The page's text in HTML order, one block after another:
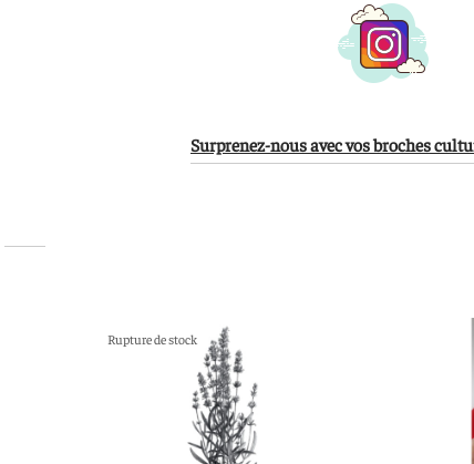
Surprenez-nous avec vos broches
Rupture de stock